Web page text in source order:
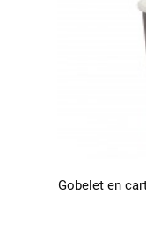
Gobelet en